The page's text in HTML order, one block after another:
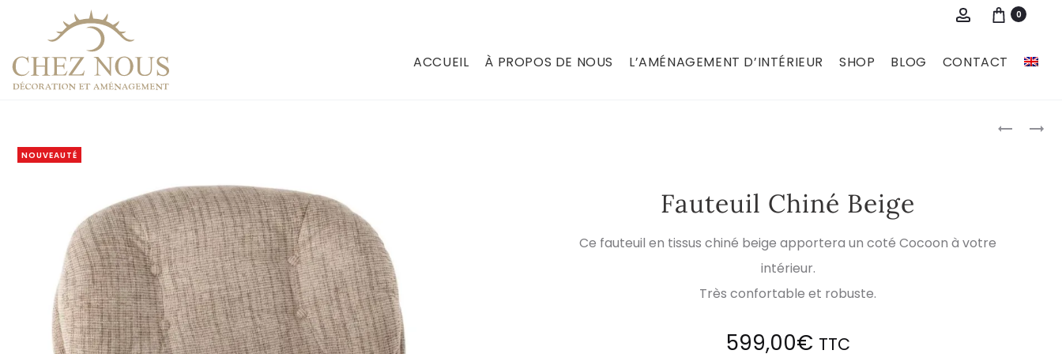
ACCUEIL À PROPOS DE NOUS L’AMÉNAGEMENT D’INTÉRIEUR SHOP BLOG CONTACT
Account
0
COUSSIN
FAUTEUIL
NOUVEAUTÉ
Fauteuil Chiné Beige
Ce fauteuil en tissus chiné beige apportera un coté Cocoon à votre
intérieur.
Très confortable et robuste.
599,00€ TTC